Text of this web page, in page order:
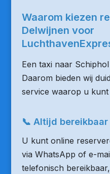
Waarom kiezen
Delwijnen voor
Een taxi naar
Daarom bieden wij
service waarop u
📞 Altijd bereikbaar
U kunt online
via WhatsApp of e-
telefonisch